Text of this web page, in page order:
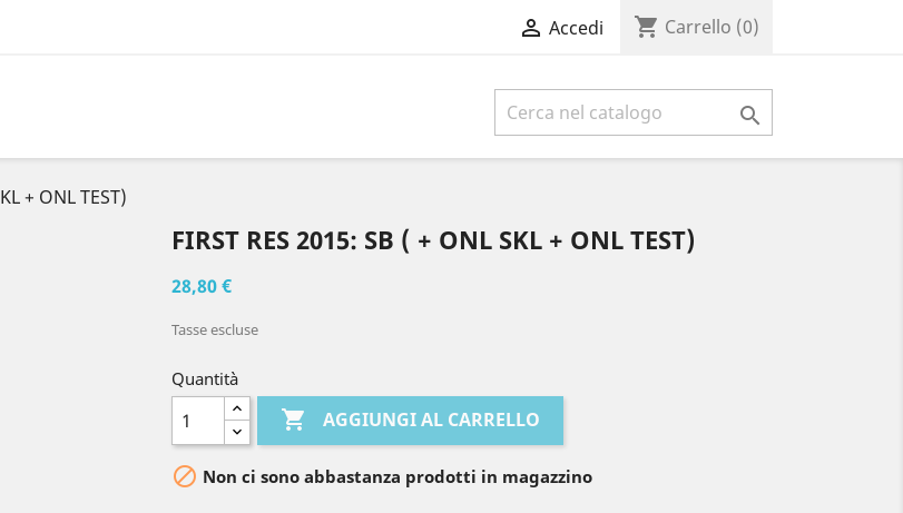
 Accedi shopping_cart Carrello (0)

+ ONL TEST)
FIRST RES 2015: SB ( + ONL SKL + ONL TEST)
28,80 €
Tasse escluse
Quantità
 AGGIUNGI AL CARRELLO
 Non ci sono abbastanza prodotti in magazzino